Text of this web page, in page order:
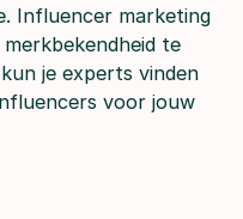
Influencer marketing
te
je experts vinden
voor jouw